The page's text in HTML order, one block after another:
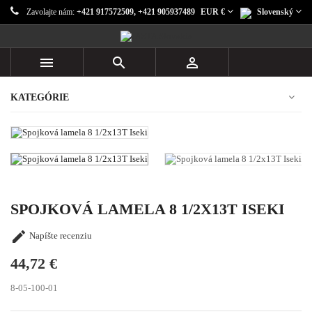
Zavolajte nám: +421 917572509, +421 905937489 Slovenský
EUR €
  
KATEGÓRIE
SPOJKOVÁ LAMELA 8 1/2X13T ISEKI
 Napíšte recenziu
44,72 €
8-05-100-01